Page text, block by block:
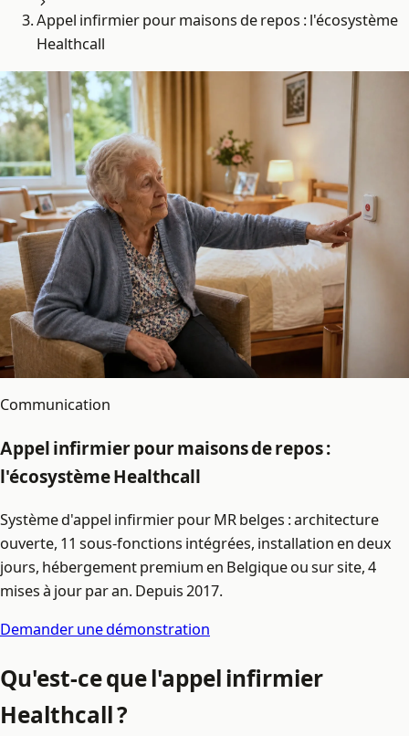
Appel infirmier pour maisons de repos : l'écosystème
Healthcall
Communication
Appel infirmier pour maisons de repos :
l'écosystème Healthcall
Système d'appel infirmier pour MR belges : architecture
ouverte, 11 sous-fonctions intégrées, installation en deux
jours, hébergement premium en Belgique ou sur site, 4
mises à jour par an. Depuis 2017.
Demander une démonstration
Qu'est-ce que l'appel infirmier
Healthcall ?